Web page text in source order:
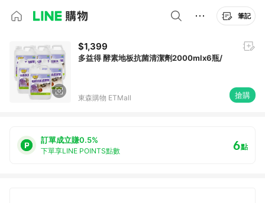
筆記
$1,399
多益得 酵素地板抗菌清潔劑2000mlx6瓶/
東森購物 ETMall 搶購
訂單成立賺0.5%
下單享LINE POINTS點數 6點